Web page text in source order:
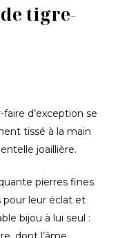
tigre-
d’exception se
tissé à la main
joaillière.
pierres fines
leur éclat et
bijou à lui seul :